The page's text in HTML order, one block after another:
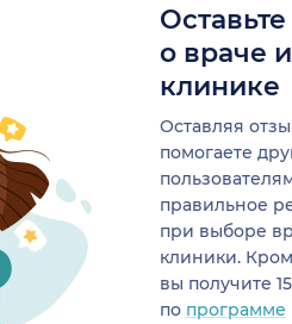
о враче
клинике
Оставляя
помогаете
правильное
при выборе
клиники.
вы получите
по программе